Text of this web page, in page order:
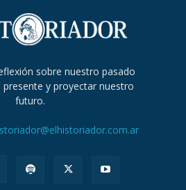
sobre nuestro pasado
presente y proyectar nuestro
futuro.